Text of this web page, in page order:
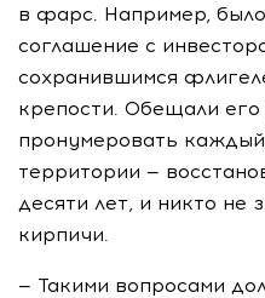
в фарс. Например,
соглашение с
сохранившимся
крепости. Обещали его
пронумеровать
территории —
десяти лет, и никто не
кирпичи.
— Такими вопросами